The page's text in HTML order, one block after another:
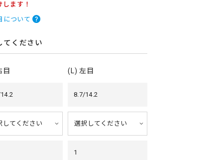
ます！
について
てください
目 (L) 左目
8.7/14.2
1